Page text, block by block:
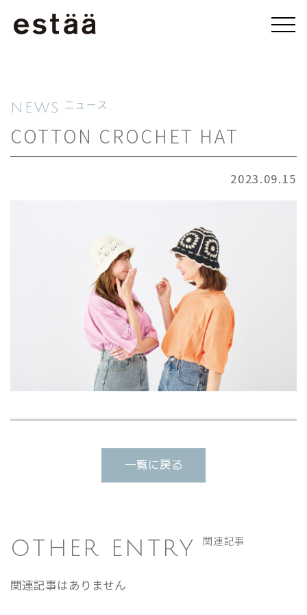
NEWS ニュース
COTTON CROCHET HAT
2023.09.15
一覧に戻る
OTHER ENTRY 関連記事
関連記事はありません